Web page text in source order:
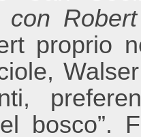
con
proprio
bosco”.